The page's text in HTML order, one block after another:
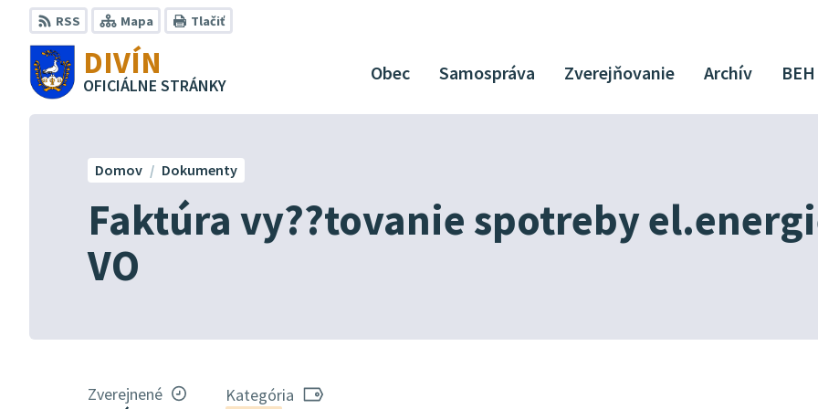
Preskočiť
na
obsah
RSS Mapa Tlačiť
DIVÍN
OFICIÁLNE STRÁNKY
Obec Samospráva Zverejňovanie Archív BEH
Faktúra vy??tovanie spotreby
VO
Domov Dokumenty
Zverejnené Kategória